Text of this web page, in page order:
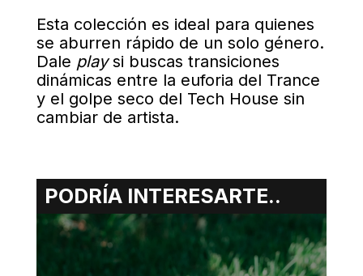
Esta colección es ideal para quienes
se aburren rápido de un solo género.
Dale playsi buscas transiciones
dinámicas entre la euforia del Trance
y el golpe seco del Tech House sin
cambiar de artista.
BERNARDO
PODRÍA INTERESARTE..